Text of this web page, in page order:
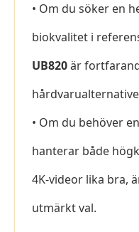
• Om du söker en
biokvalitet i
UB820är
• Om du behöver
hanterar både
4K-videor lika bra,
utmärkt val.